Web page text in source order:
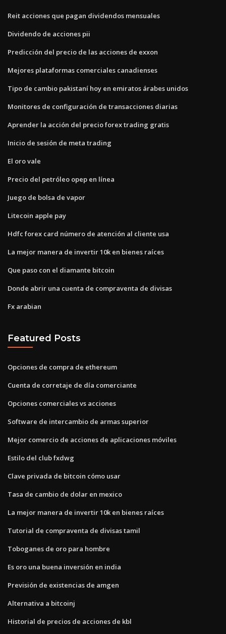
Reit acciones que pagan dividendos mensuales
Dividendo de acciones pii
Predicción del precio de las acciones de exxon
Mejores plataformas comerciales canadienses
Tipo de cambio pakistaní hoy en emiratos árabes unidos
Monitores de configuración de transacciones diarias
Aprender la acción del precio forex trading gratis
Inicio de sesión de meta trading
El oro vale
Precio del petróleo opep en línea
Juego de bolsa de vapor
Litecoin apple pay
Hdfc forex card número de atención al cliente usa
La mejor manera de invertir 10k en bienes raíces
Que paso con el diamante bitcoin
Donde abrir una cuenta de compraventa de divisas
Fx arabian
Featured Posts
Opciones de compra de ethereum
Cuenta de corretaje de día comerciante
Opciones comerciales vs acciones
Software de intercambio de armas superior
Mejor comercio de acciones de aplicaciones móviles
Estilo del club fxdwg
Clave privada de bitcoin cómo usar
Tasa de cambio de dolar en mexico
La mejor manera de invertir 10k en bienes raíces
Tutorial de compraventa de divisas tamil
Toboganes de oro para hombre
Es oro una buena inversión en india
Previsión de existencias de amgen
Alternativa a bitcoinj
Historial de precios de acciones de kbl